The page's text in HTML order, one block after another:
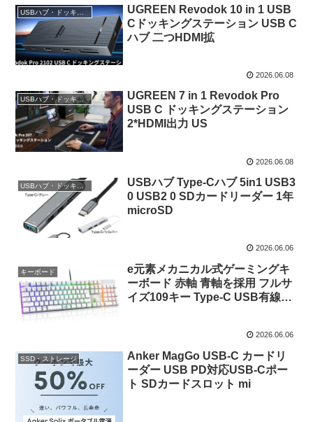
UGREEN Revodok 10 in 1 USB
Cドッキングステーション USB C
ハブ 二つHDMI拡
2026.06.08
USBハブ・ドッキングステーション
UGREEN 7 in 1 Revodok Pro
USB C ドッキングステーション
2*HDMI出力 US
2026.06.08
USBハブ・ドッキングステーション
USBハブ Type-Cハブ 5in1 USB3
0 USB2 0 SDカードリーダー 1年
microSD
2026.06.06
キーボード
e元素メカニカル式ゲーミングキ
ーボード 赤軸 青軸を採用 フルサ
イズ109キー Type-C USB有線接
2026.06.06
SSD・ストレージ
Anker MagGo USB-C カードリ
ーダー USB PD対応USB-Cポー
ト SDカードスロット mi